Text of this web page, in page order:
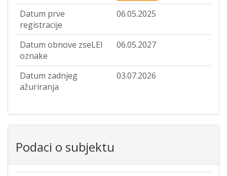
Datum prve
registracije
06.05.2025
Datum obnove zseLEI
oznake
06.05.2027
Datum zadnjeg
ažuriranja
03.07.2026
Podaci o subjektu